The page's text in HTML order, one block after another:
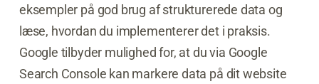
eksempler på god brug af strukturerede data og
læse, hvordan du implementerer det i praksis.
Google tilbyder mulighed for, at du via Google
Search Console kan markere data på dit website